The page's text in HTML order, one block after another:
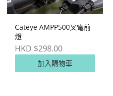
Cateye AMPP500叉電前
燈
HKD $298.00
加入購物車